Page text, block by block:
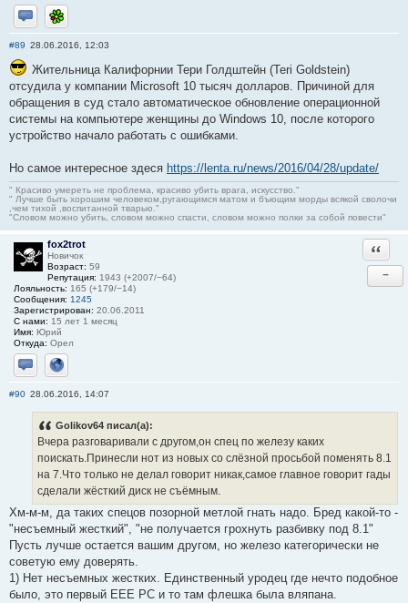
Отправить личное сообщение
ICQ
#89 28.06.2016, 12:03
Жительница Калифорнии Тери Голдштейн (Teri Goldstein)
отсудила у компании Microsoft 10 тысяч долларов. Причиной для
обращения в суд стало автоматическое обновление операционной
системы на компьютере женщины до Windows 10, после которого
устройство начало работать с ошибками.
Но самое интересное здеся https://lenta.ru/news/2016/04/28/update/
" Красиво умереть не проблема, красиво убить врага, искусство."
" Лучше быть хорошим человеком,ругающимся матом и бъющим морды всякой сволочи
,чем тихой ,воспитанной тварью."
"Словом можно убить, словом можно спасти, словом можно полки за собой повести"
fox2trot
Новичок
Возраст: 59
Репутация: 1943 (+2007/−64)
Лояльность: 165 (+179/−14)
Сообщения: 1245
Зарегистрирован: 20.06.2011
С нами: 15 лет 1 месяц
Имя: Юрий
Откуда: Орел
Отправить личное сообщение
Сайт
−
#90 28.06.2016, 14:07
Golikov64 писал(а):
Вчера разговаривали с другом,он спец по железу каких
поискать.Принесли нот из новых со слёзной просьбой поменять 8.1
на 7.Что только не делал говорит никак,самое главное говорит гады
сделали жёсткий диск не съёмным.
Хм-м-м, да таких спецов позорной метлой гнать надо. Бред какой-то -
"несъемный жесткий", "не получается грохнуть разбивку под 8.1"
Пусть лучше остается вашим другом, но железо категорически не
советую ему доверять.
1) Нет несъемных жестких. Единственный уродец где нечто подобное
было, это первый ЕЕЕ РС и то там флешка была вляпана.